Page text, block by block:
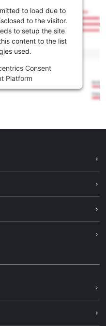
to load due to
to the visitor.
to setup the site
content to the list
used.
Consent
Platform